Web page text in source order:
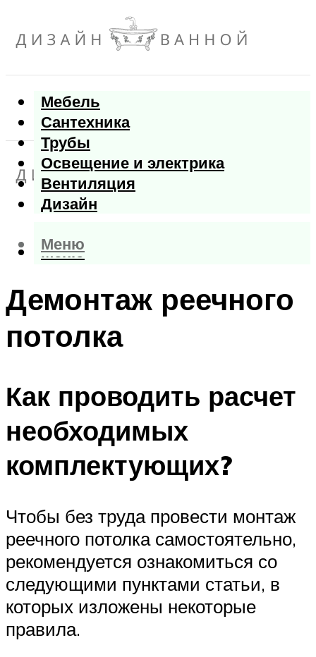
Мебель
Сантехника
Трубы
Освещение и электрика
Вентиляция
Дизайн
Меню
Меню
Демонтаж реечного
потолка
Как проводить расчет
необходимых
комплектующих?
Чтобы без труда провести монтаж
реечного потолка самостоятельно,
рекомендуется ознакомиться со
следующими пунктами статьи, в
которых изложены некоторые
правила.